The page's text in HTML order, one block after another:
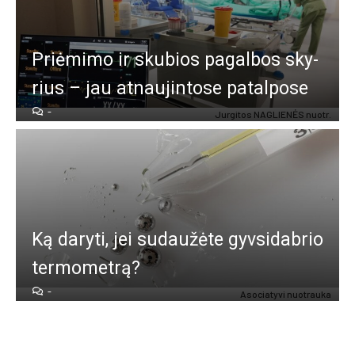
Jur­gi­tos NAG­LIE­NĖS nuo­tr.
Priė­mi­mo ir sku­bios pa­gal­bos sky­
rius – jau at­nau­jin­to­se pa­tal­po­se
-
Aso­cia­ty­vi nuo­trau­ka
Ką da­ry­ti, jei su­dau­žė­te gyv­si­dab­rio
ter­mo­met­rą?
-